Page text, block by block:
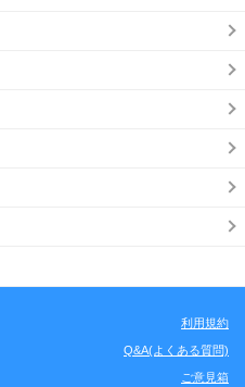
利用規約
Q&A(よくある質問)
ご意見箱